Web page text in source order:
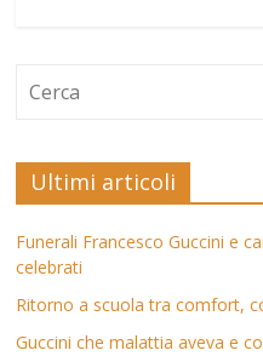
Ultimi articoli
Funerali Francesco Guccini e
celebrati
Ritorno a scuola tra comfort,
Guccini che malattia aveva e